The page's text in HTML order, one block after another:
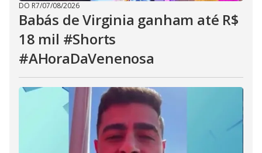
DO R7/07/08/2026
Babás de Virginia ganham até R$
18 mil #Shorts
#AHoraDaVenenosa